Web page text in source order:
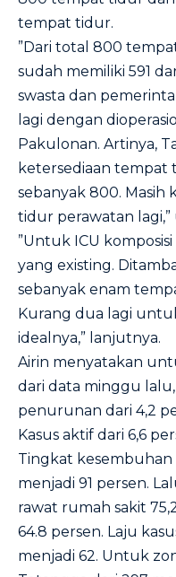
tempat tidur.
”Dari total 800
sudah memiliki 591
swasta dan
lagi dengan
Pakulonan. Artinya,
ketersediaan tempat
sebanyak 800. Masih
tidur perawatan lagi,”
”Untuk ICU
yang existing.
sebanyak enam
Kurang dua lagi
idealnya,” lanjutnya.
Airin menyatakan
dari data minggu
penurunan dari 4,2
Kasus aktif dari 6,6
Tingkat
menjadi 91 persen.
rawat rumah sakit
64.8 persen. Laju
menjadi 62. Untuk